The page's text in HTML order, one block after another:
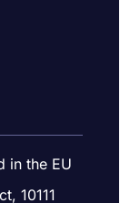
in the EU
10111